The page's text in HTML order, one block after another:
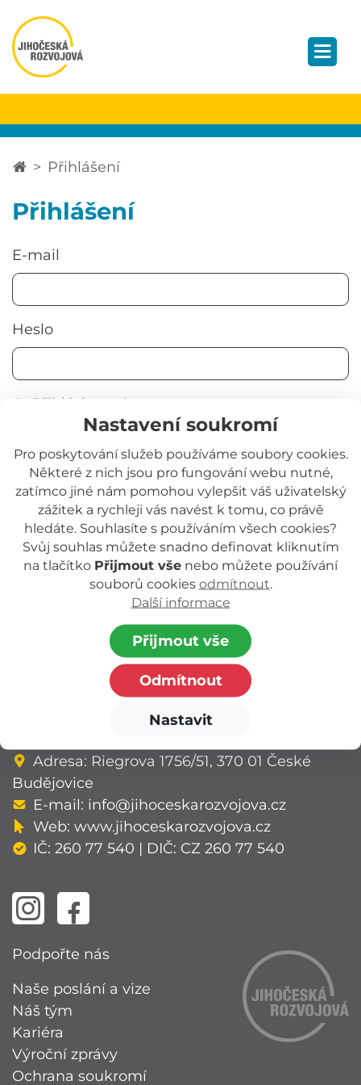
Nastavení soukromí
Pro poskytování služeb používáme soubory cookies.
Některé z nich jsou pro fungování webu nutné,
zatímco jiné nám pomohou vylepšit váš uživatelský
zážitek a rychleji vás navést k tomu, co právě
hledáte. Souhlasíte s používáním všech cookies?
Svůj souhlas můžete snadno definovat kliknutím
na tlačítko Přijmout vše nebo můžete používání
souborů cookies odmítnout.
Další informace
Přijmout vše
Odmítnout
Nastavit
Přihlášení
Přihlášení
E-mail
Heslo
Přihlásit trvale
Zapomněli jste heslo?
Jihočeská rozvojová o.p.s.
nezisková organizace poskytující podporu
dětem a rodinám.
Zapsaná v rejstříku o.p.s. vedeném Krajským
v Českých Budějovicích, oddíl O, vložka 94.
Adresa: Riegrova 1756/51, 370 01 České
Budějovice
E-mail: info@jihoceskarozvojova.cz
Web: www.jihoceskarozvojova.cz
IČ: 260 77 540 | DIČ: CZ 260 77 540
Podpořte nás
Naše poslání a vize
Náš tým
Kariéra
Výroční zprávy
Ochrana soukromí